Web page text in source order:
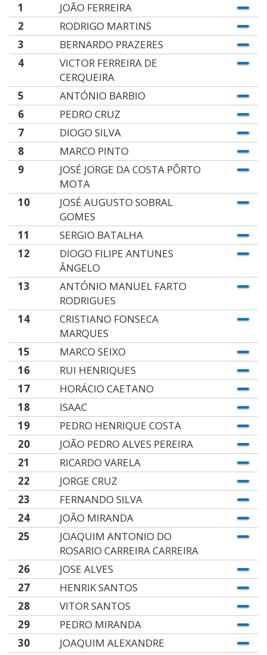
1
JOÃO FERREIRA
2
RODRIGO MARTINS
3
BERNARDO PRAZERES
4
VICTOR FERREIRA DE
CERQUEIRA
5
ANTÓNIO BARBIO
6
PEDRO CRUZ
7
DIOGO SILVA
8
MARCO PINTO
9
JOSÉ JORGE DA COSTA PÔRTO
MOTA
10
JOSÉ AUGUSTO SOBRAL
GOMES
11
SERGIO BATALHA
12
DIOGO FILIPE ANTUNES
ÂNGELO
13
ANTÓNIO MANUEL FARTO
RODRIGUES
14
CRISTIANO FONSECA
MARQUES
15
MARCO SEIXO
16
RUI HENRIQUES
17
HORÁCIO CAETANO
18
ISAAC
19
PEDRO HENRIQUE COSTA
20
JOÃO PEDRO ALVES PEREIRA
21
RICARDO VARELA
22
JORGE CRUZ
23
FERNANDO SILVA
24
JOÃO MIRANDA
25
JOAQUIM ANTONIO DO
ROSARIO CARREIRA CARREIRA
26
JOSE ALVES
27
HENRIK SANTOS
28
VITOR SANTOS
29
PEDRO MIRANDA
30
JOAQUIM ALEXANDRE